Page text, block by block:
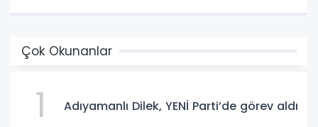
Çok Okunanlar
1 Adıyamanlı Dilek, YENİ Parti’de görev aldı